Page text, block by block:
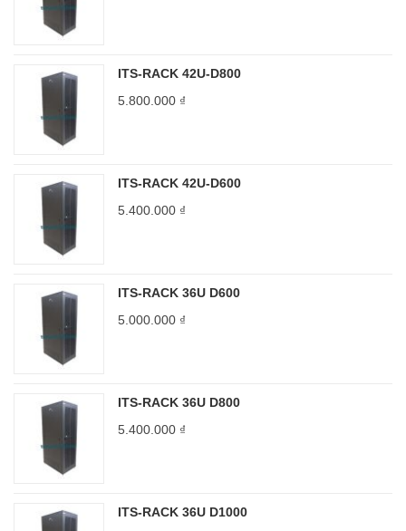
ITS-RACK 42U-D800
5.800.000 ₫
ITS-RACK 42U-D600
5.400.000 ₫
ITS-RACK 36U D600
5.000.000 ₫
ITS-RACK 36U D800
5.400.000 ₫
ITS-RACK 36U D1000